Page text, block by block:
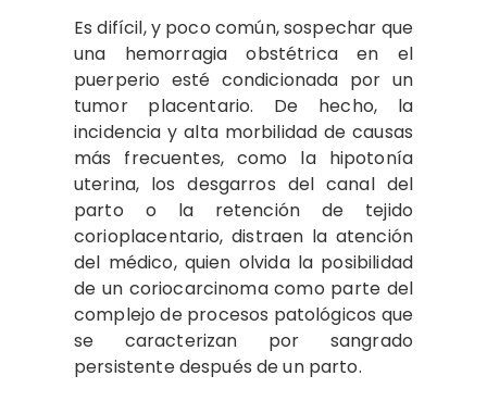
Es difícil, y poco común, sospechar que
una hemorragia obstétrica en el
puerperio esté condicionada por un
tumor placentario. De hecho, la
incidencia y alta morbilidad de causas
más frecuentes, como la hipotonía
uterina, los desgarros del canal del
parto o la retención de tejido
corioplacentario, distraen la atención
del médico, quien olvida la posibilidad
de un coriocarcinoma como parte del
complejo de procesos patológicos que
se caracterizan por sangrado
persistente después de un parto.